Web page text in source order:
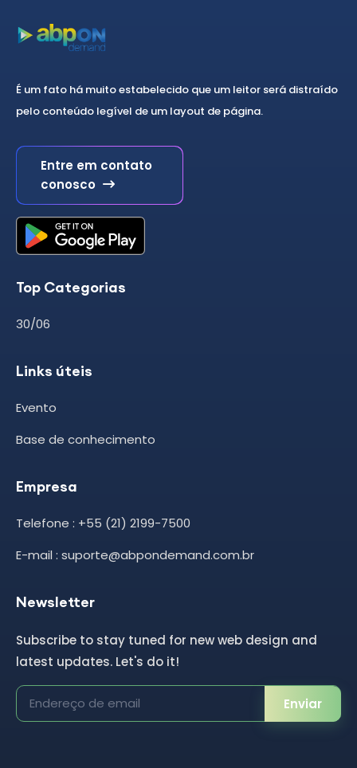
É um fato há muito estabelecido que um leitor será distraído
pelo conteúdo legível de um layout de página.
Entre em contato
conosco
Top Categorias
30/06
Links úteis
Evento
Base de conhecimento
Empresa
Telefone : +55 (21) 2199-7500
E-mail : suporte@abpondemand.com.br
Newsletter
Subscribe to stay tuned for new web design and
latest updates. Let's do it!
Enviar